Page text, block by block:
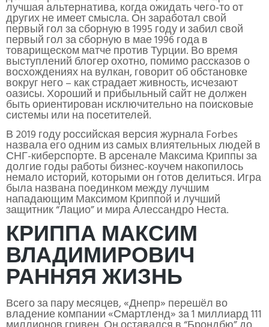
лучшая альтернатива, когда ожидать чего-то от
других не имеет смысла. Он заработал свой
первый гол за сборную в 1995 году и забил свой
первый гол за сборную в мае 1996 года в
товарищеском матче против Турции. Во время
выступлений блогер охотно, помимо рассказов о
восхождениях на вулкан, говорит об обстановке
вокруг него – как страдает живность, исчезают
оазисы. Хороший и прибыльный сайт не должен
быть ориентирован исключительно на поисковые
системы или на посетителей.
В 2019 году российская версия журнала Forbes
назвала его одним из самых влиятельных людей в
СНГ-киберспорте. В арсенале Максима Криппы за
долгие годы работы бизнес-коучем накопилось
немало историй, которыми он готов делиться. Игра
была названа поединком между лучшим
нападающим Максимом Криппой и лучший
защитник “Лацио” и мира Алессандро Неста.
КРИППА МАКСИМ
ВЛАДИМИРОВИЧ
РАННЯЯ ЖИЗНЬ
Всего за пару месяцев, «Днепр» перешёл во
владение компании «Смартленд» за 1 миллиард 111